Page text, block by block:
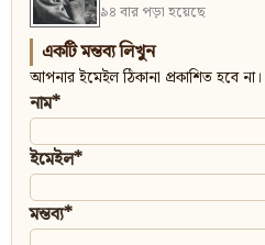
৯৪ বার পড়া হয়েছে
একটি মন্তব্য লিখুন
আপনার ইমেইল ঠিকানা প্রকাশিত হবে না।
নাম*
ইমেইল*
মন্তব্য*